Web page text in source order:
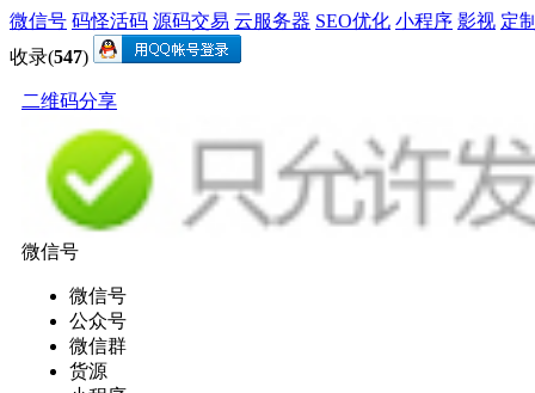
微信号 码怪活码 源码交易 云服务器 SEO优化 小程序 影视 定
收录(547)
二维码分享
微信号
微信号
公众号
微信群
货源